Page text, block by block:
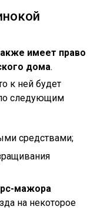
имеет право
дома.
к ней будет
следующим
средствами;
мажора
на некоторое